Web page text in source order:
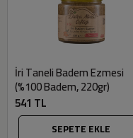
İri Taneli Badem Ezmesi
(%100 Badem, 220gr)
541 TL
SEPETE EKLE